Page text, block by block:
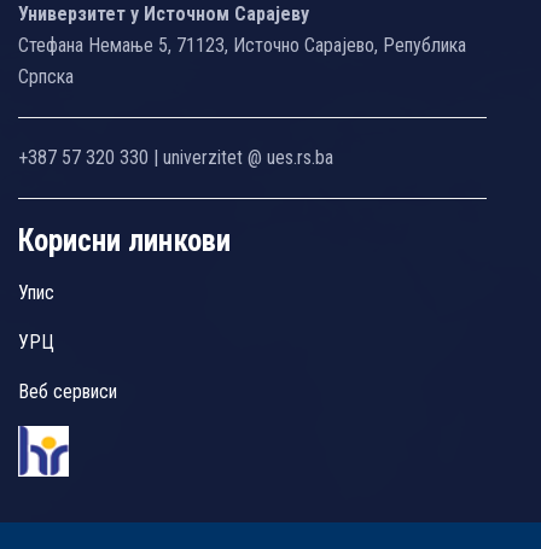
Универзитет у Источном Сарајеву
Стефана Немање 5, 71123, Источно Сарајево, Република
Српска
+387 57 320 330 | univerzitet @ ues.rs.ba
Корисни линкови
Упис
УРЦ
Веб сервиси